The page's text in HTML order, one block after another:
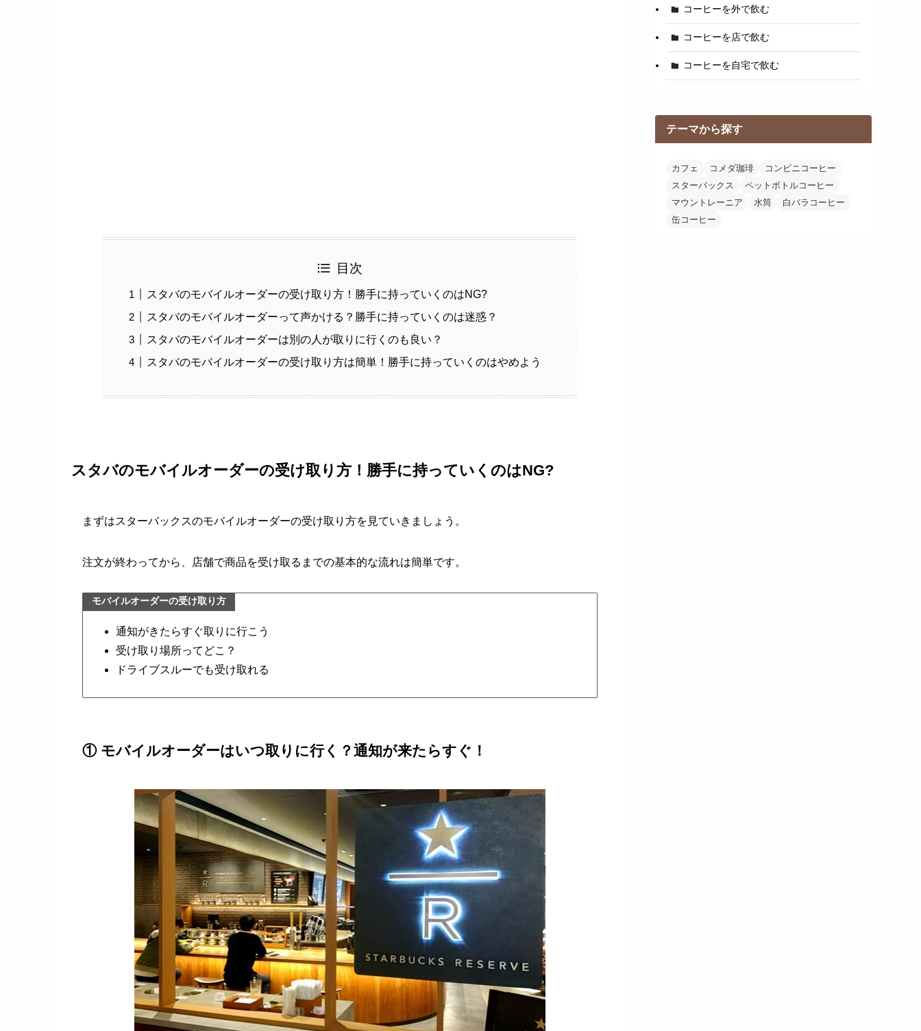
目次
スタバのモバイルオーダーの受け取り方！勝手に持っていくのはNG?
スタバのモバイルオーダーって声かける？勝手に持っていくのは迷惑？
スタバのモバイルオーダーは別の人が取りに行くのも良い？
スタバのモバイルオーダーの受け取り方は簡単！勝手に持っていくのはやめよう
スタバのモバイルオーダーの受け取り方！勝手に持っていくのはNG?
まずはスターバックスのモバイルオーダーの受け取り方を見ていきましょう。
注文が終わってから、店舗で商品を受け取るまでの基本的な流れは簡単です。
モバイルオーダーの受け取り方
通知がきたらすぐ取りに行こう
受け取り場所ってどこ？
ドライブスルーでも受け取れる
① モバイルオーダーはいつ取りに行く？通知が来たらすぐ！
コーヒーを外で飲む
コーヒーを店で飲む
コーヒーを自宅で飲む
テーマから探す
カフェ コメダ珈琲
コンビニコーヒー
スターバックス
ペットボトルコーヒー
マウントレーニア
水筒
白バラコーヒー
缶コーヒー